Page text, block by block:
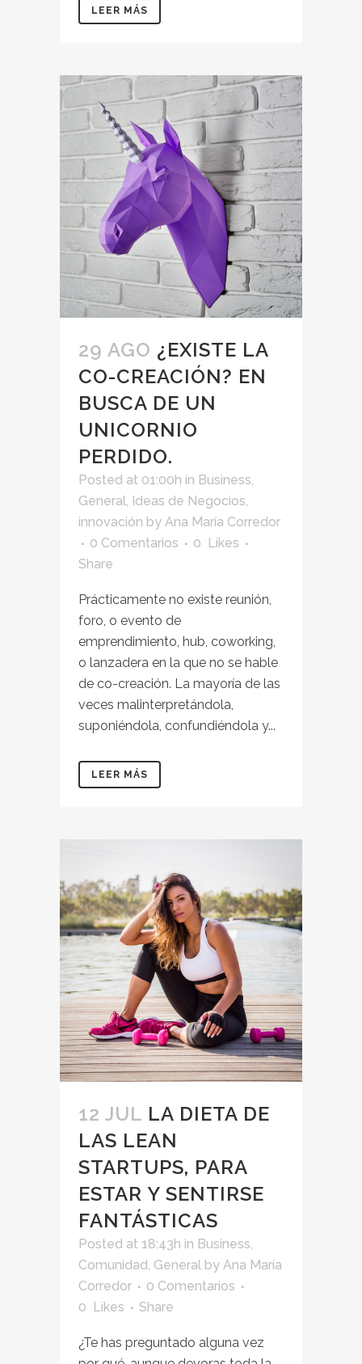
LEER MÁS
29 AGO ¿EXISTE LA
CO-CREACIÓN? EN
BUSCA DE UN
UNICORNIO
PERDIDO.
Posted at 01:00h in Business,
General, Ideas de Negocios,
innovación by Ana María Corredor
0 Comentarios
0 Likes
Share
Prácticamente no existe reunión,
foro, o evento de
emprendimiento, hub, coworking,
o lanzadera en la que no se hable
de co-creación. La mayoría de las
veces malinterpretándola,
suponiéndola, confundiéndola y...
LEER MÁS
12 JUL LA DIETA DE
LAS LEAN
STARTUPS, PARA
ESTAR Y SENTIRSE
FANTÁSTICAS
Posted at 18:43h in Business,
Comunidad, General by Ana María
Corredor
0 Comentarios
0 Likes Share
¿Te has preguntado alguna vez